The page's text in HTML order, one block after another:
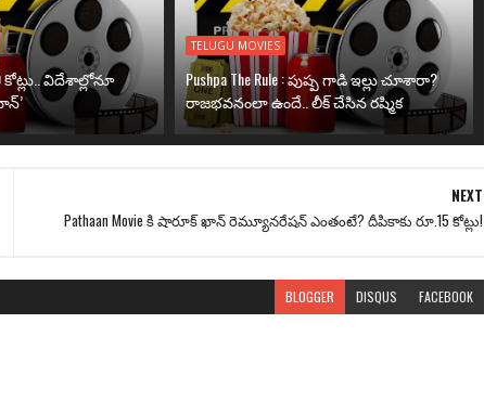
కోట్లు.. విదేశాల్లోనూ
TELUGU MOVIES
Pushpa The Rule : పుష్ప గాడి ఇల్లు చూశారా?
రాజభవనంలా ఉందే.. లీక్ చేసిన రష్మిక
NEXT
Pathaan Movie కి షారూక్ ఖాన్ రెమ్యూనరేషన్ ఎంతంటే? దీపికాకు రూ.15 కోట్లు!
BLOGGER DISQUS FACEBOOK